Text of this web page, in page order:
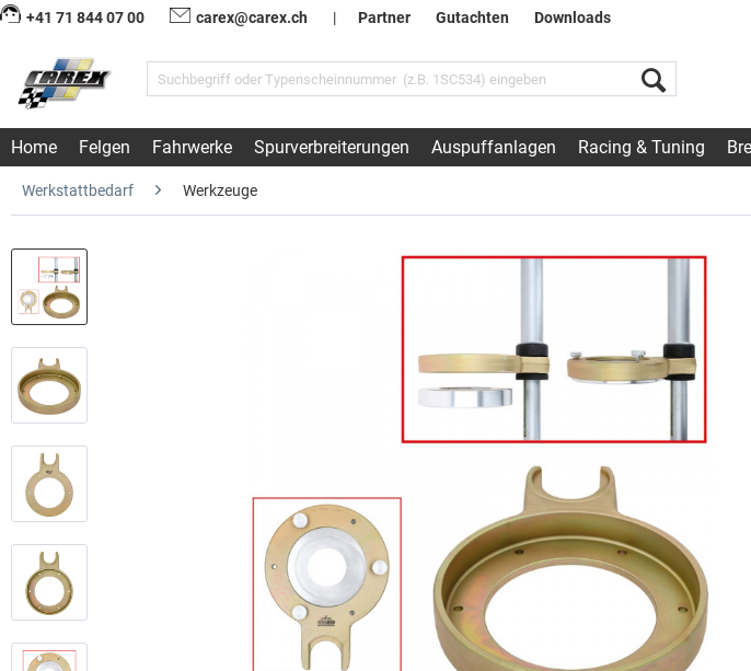
+41 71 844 07 00 carex@carex.ch | Partner Gutachten Downloads
Home Felgen Fahrwerke Spurverbreiterungen Auspuffanlagen Racing & Tuning
Werkstattbedarf Werkzeuge